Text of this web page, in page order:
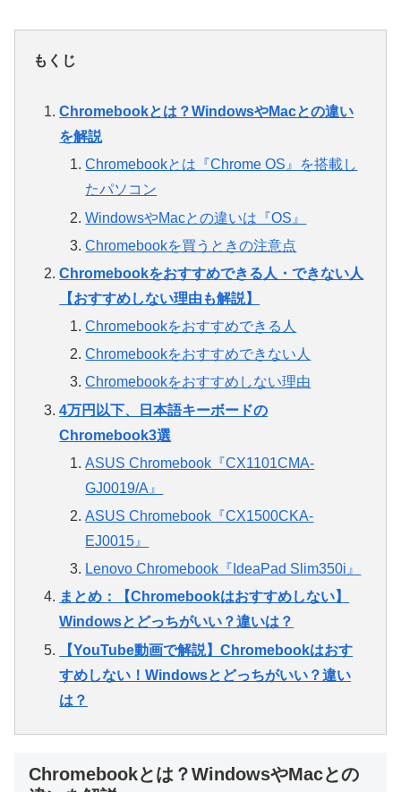
もくじ
Chromebookとは？WindowsやMacとの違い
を解説
Chromebookとは『Chrome OS』を搭載し
たパソコン
WindowsやMacとの違いは『OS』
Chromebookを買うときの注意点
Chromebookをおすすめできる人・できない人
【おすすめしない理由も解説】
Chromebookをおすすめできる人
Chromebookをおすすめできない人
Chromebookをおすすめしない理由
4万円以下、日本語キーボードの
Chromebook3選
ASUS Chromebook『CX1101CMA-
GJ0019/A』
ASUS Chromebook『CX1500CKA-
EJ0015』
Lenovo Chromebook『IdeaPad Slim350i』
まとめ：【Chromebookはおすすめしない】
Windowsとどっちがいい？違いは？
【YouTube動画で解説】Chromebookはおす
すめしない！Windowsとどっちがいい？違い
は？
Chromebookとは？WindowsやMacとの